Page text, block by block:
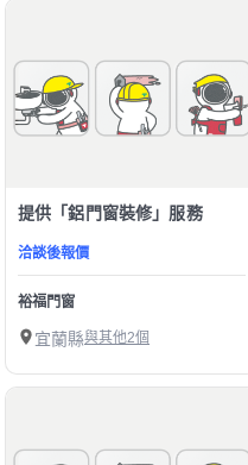
提供「鋁門窗裝修」服務
洽談後報價
裕福門窗
宜蘭縣與其他2個